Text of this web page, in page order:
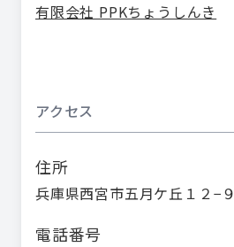
有限会社 PPKちょうしんき
アクセス
住所
兵庫県西宮市五月ケ丘１２−９
電話番号